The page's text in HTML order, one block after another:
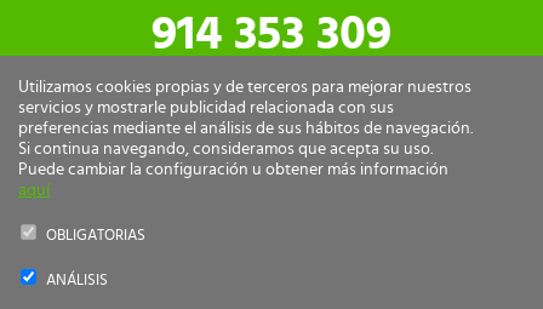
914 353 309
tiendaonline@ecologicaldrive.com
Utilizamos cookies propias y de terceros para mejorar nuestros
servicios y mostrarle publicidad relacionada con sus
preferencias mediante el análisis de sus hábitos de navegación.
Si continua navegando, consideramos que acepta su uso.
Puede cambiar la configuración u obtener más información
aquí
OBLIGATORIAS
ANÁLISIS